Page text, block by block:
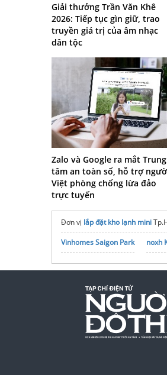
Giải thưởng Trần Văn Khê
2026: Tiếp tục gìn giữ, trao
truyền giá trị của âm nhạc
dân tộc
Zalo và Google ra mắt Trung
tâm an toàn số, hỗ trợ
Việt phòng chống lừa đảo
trực tuyến
Đơn vị lắp đặt kho lạnh mini
Vinhomes Saigon Park
noxh